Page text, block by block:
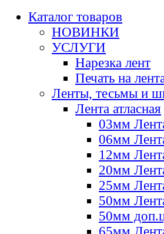
Каталог товаров
НОВИНКИ
УСЛУГИ
Нарезка лент
Печать на
Ленты, тесьмы и
Лента атласная
03мм
06мм
12мм
20мм
25мм
50мм
50мм